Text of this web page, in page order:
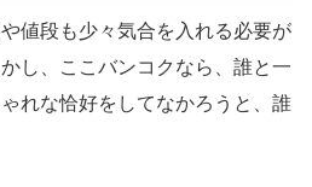
値段も少々気合を入れる必要が
し、ここバンコクなら、誰と一
れな恰好をしてなかろうと、誰